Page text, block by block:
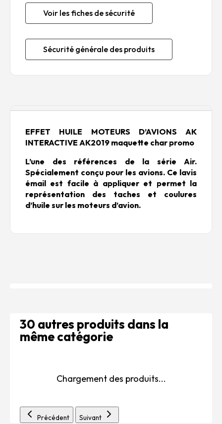
Voir les fiches de sécurité
Sécurité générale des produits
EFFET HUILE MOTEURS D’AVIONS AK
INTERACTIVE AK2019 maquette char promo
L’une des références de la série Air.
Spécialement conçu pour les avions. Ce lavis
émail est facile à appliquer et permet la
représentation des taches et coulures
d’huile sur les moteurs d’avion.
30 autres produits dans la
même catégorie
Chargement des produits...
Précédent Suivant